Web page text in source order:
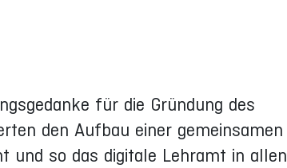
für die Gründung des
den Aufbau einer gemeinsamen
und so das digitale Lehramt in allen